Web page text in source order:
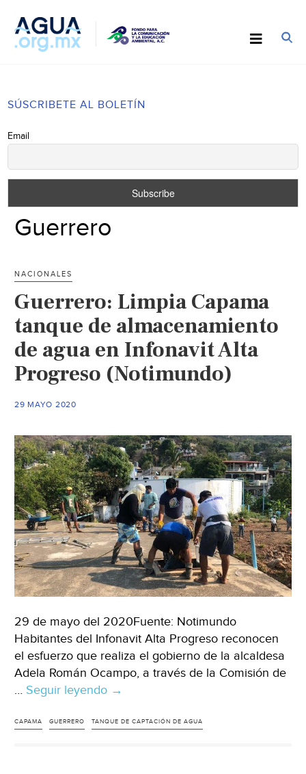
SÚSCRIBETE AL BOLETÍN
Email
Guerrero
NACIONALES
Guerrero: Limpia Capama
tanque de almacenamiento
de agua en Infonavit Alta
Progreso (Notimundo)
29 MAYO 2020
29 de mayo del 2020Fuente: Notimundo
Habitantes del Infonavit Alta Progreso reconocen
el esfuerzo que realiza el gobierno de la alcaldesa
Adela Román Ocampo, a través de la Comisión de
… Seguir leyendo Guerrero:
Capama
→
CAPAMA GUERRERO TANQUE DE CAPTACIÓN DE AGUA